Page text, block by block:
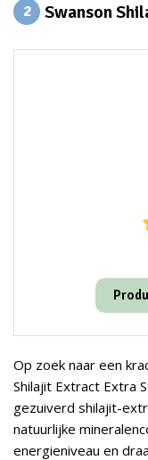
2 Swanson
Op zoek naar een
Shilajit Extract Extra
gezuiverd shilajit-
natuurlijke
energieniveau en